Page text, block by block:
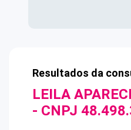
Resultados da
LEILA
- CNPJ